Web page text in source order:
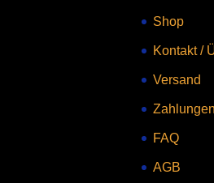
Shop
Kontakt/
Versand
Zahlungen
FAQ
AGB